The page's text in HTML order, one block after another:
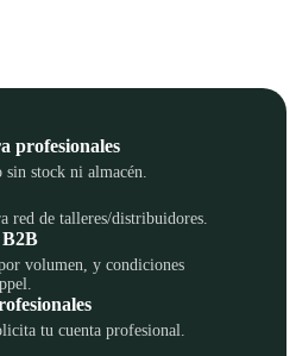
profesionales
sin stock ni almacén.
red de talleres/distribuidores.
B2B
volumen, y condiciones
tu cuenta profesional.